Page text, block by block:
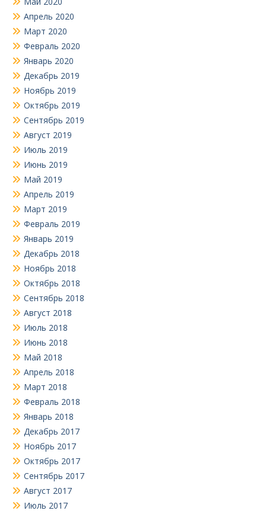
Апрель 2020
Март 2020
Февраль 2020
Январь 2020
Декабрь 2019
Ноябрь 2019
Октябрь 2019
Сентябрь 2019
Август 2019
Июль 2019
Июнь 2019
Май 2019
Апрель 2019
Март 2019
Февраль 2019
Январь 2019
Декабрь 2018
Ноябрь 2018
Октябрь 2018
Сентябрь 2018
Август 2018
Июль 2018
Июнь 2018
Май 2018
Апрель 2018
Март 2018
Февраль 2018
Январь 2018
Декабрь 2017
Ноябрь 2017
Октябрь 2017
Сентябрь 2017
Август 2017
Июль 2017